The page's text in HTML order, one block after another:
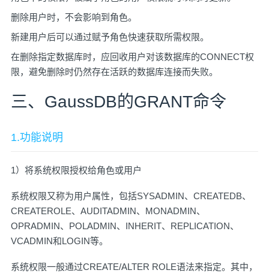
删除用户时，不会影响到角色。
新建用户后可以通过赋予角色快速获取所需权限。
在删除指定数据库时，应回收用户对该数据库的CONNECT权
限，避免删除时仍然存在活跃的数据库连接而失败。
三、GaussDB的GRANT命令
1.功能说明
1）将系统权限授权给角色或用户
系统权限又称为用户属性，包括SYSADMIN、CREATEDB、
CREATEROLE、AUDITADMIN、MONADMIN、
OPRADMIN、POLADMIN、INHERIT、REPLICATION、
VCADMIN和LOGIN等。
系统权限一般通过CREATE/ALTER ROLE语法来指定。其中，